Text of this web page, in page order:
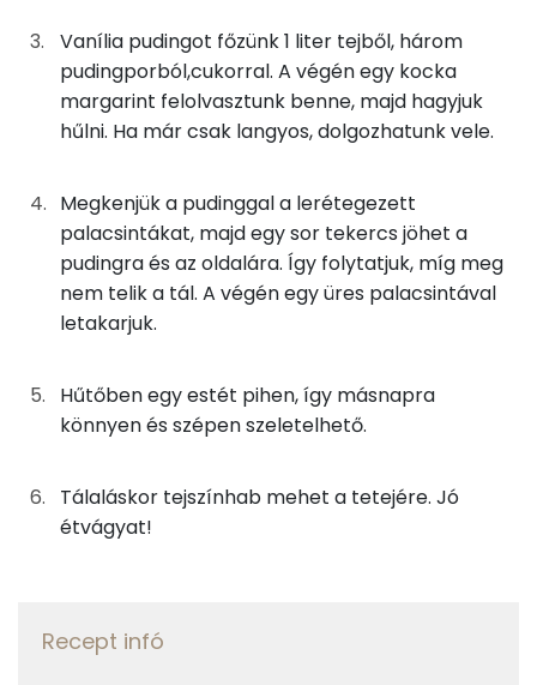
0gsó
0 kcal
31gtej
18 kcal
5g vaj
36 kcal
3gnapraforgó olaj 27 kcal
Az összeállításhoz
6gcukrozatlan kakaópor
17g
vaníliás pudingpor
31gmargarin
125gtej
70 kcal
9gcukor
Foszfor
Magnézium
Szelén
TOP vitaminok
Kolin:
E vitamin:
A vitamin (RAE):
Fehérje
Vanília pudingot főzünk 1 liter tejből, három
pudingporból,cukorral. A végén egy kocka
margarint felolvasztunk benne, majd hagyjuk
hűlni. Ha már csak langyos, dolgozhatunk vele.
Megkenjük a pudinggal a lerétegezett
palacsintákat, majd egy sor tekercs jöhet a
pudingra és az oldalára. Így folytatjuk, míg meg
nem telik a tál. A végén egy üres palacsintával
letakarjuk.
Hűtőben egy estét pihen, így másnapra
könnyen és szépen szeletelhető.
Tálaláskor tejszínhab mehet a tetejére. Jó
étvágyat!
Recept infó